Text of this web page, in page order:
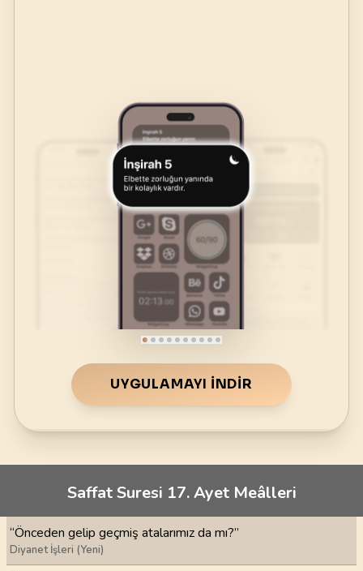
UYGULAMAYI İNDIR
Saffat Suresi 17. Ayet Meâlleri
“Önceden gelip geçmiş atalarımız da mı?”
Diyanet İşleri (Yeni)